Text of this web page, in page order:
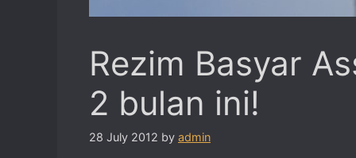
Rezim Basyar
2 bulan ini!
28 July 2012 by admin